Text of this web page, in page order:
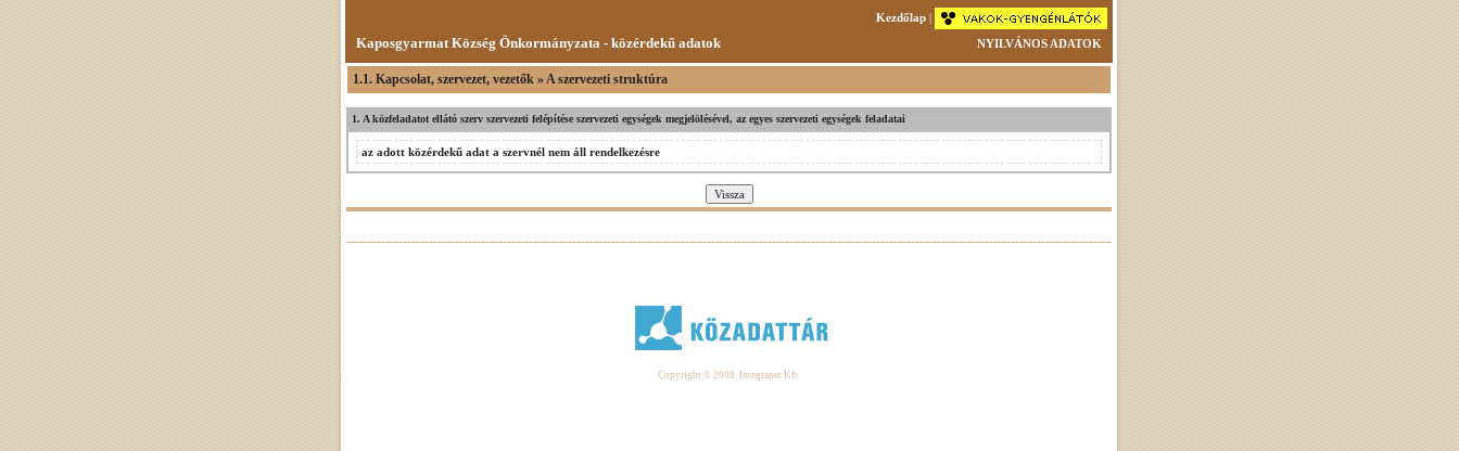
Kezdőlap |
Kaposgyarmat Község Önkormányzata - közérdekű adatok NYILVÁNOS ADATOK
1.1. Kapcsolat, szervezet, vezetők » A szervezeti struktúra
1. A közfeladatot ellátó szerv szervezeti felépítése szervezeti egységek megjelölésével, az egyes szervezeti egységek feladatai
az adott közérdekű adat a szervnél nem áll rendelkezésre
Copyright © 2008. Integranet Kft.